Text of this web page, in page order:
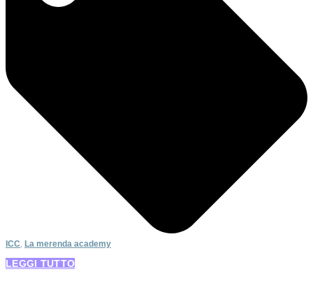
ICC La merenda academy
LEGGI TUTTO